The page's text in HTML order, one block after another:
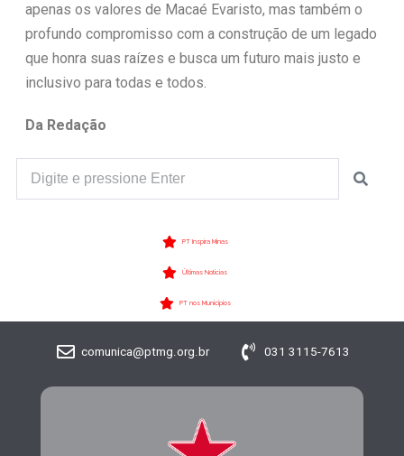
apenas os valores de Macaé Evaristo, mas também o
profundo compromisso com a construção de um legado
que honra suas raízes e busca um futuro mais justo e
inclusivo para todas e todos.
Da Redação
PT Inspira Minas
Últimas Notícias
PT nos Municípios
comunica@ptmg.org.br 031 3115-7613